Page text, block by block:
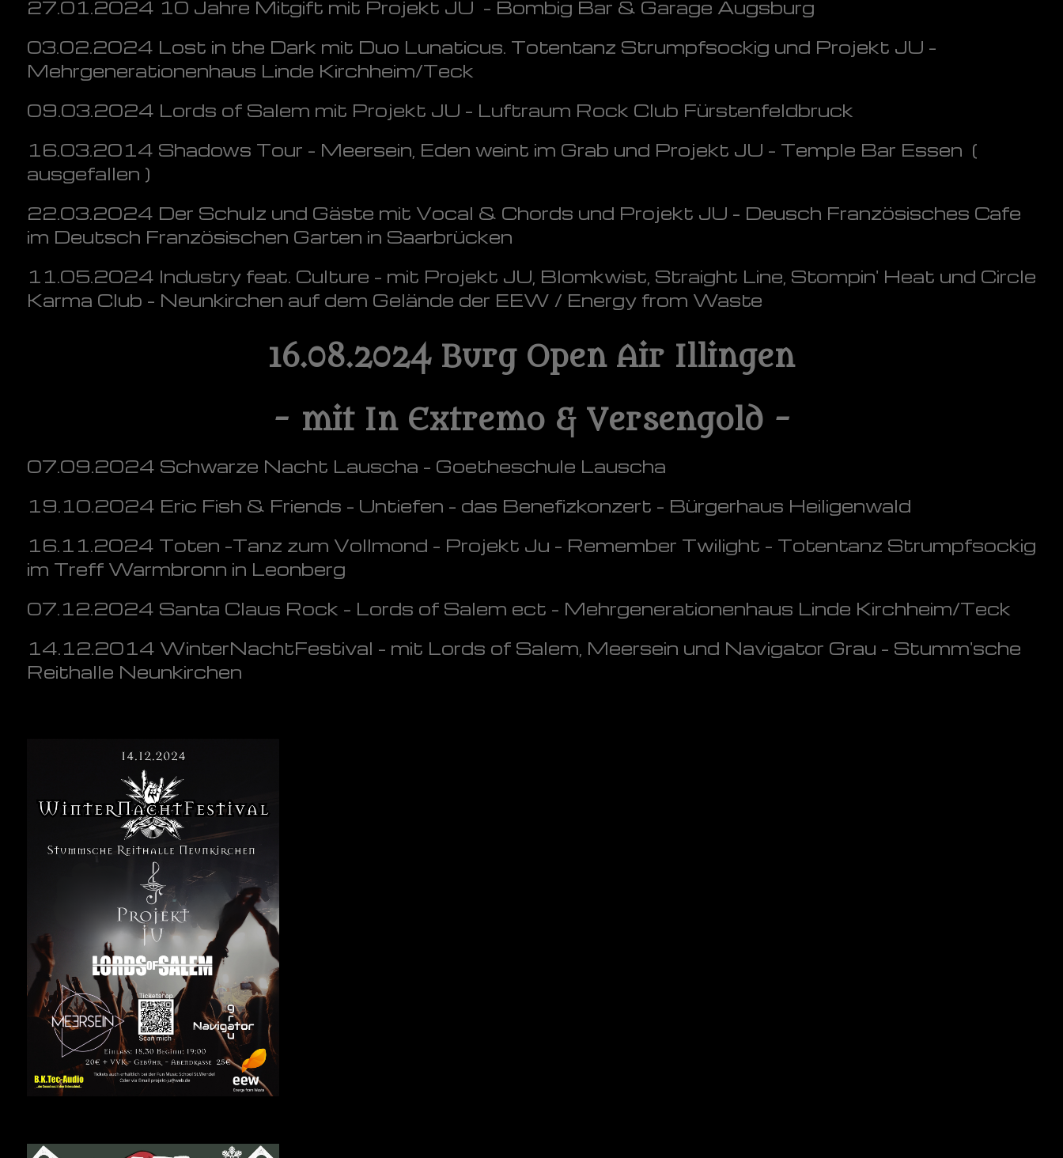
27.01.2024 10 Jahre Mitgift mit Projekt JU - Bombig Bar & Garage Augsburg
03.02.2024 Lost in the Dark mit Duo Lunaticus. Totentanz Strumpfsockig und Projekt JU -
Mehrgenerationenhaus Linde Kirchheim/Teck
09.03.2024 Lords of Salem mit Projekt JU - Luftraum Rock Club Fürstenfeldbruck
16.03.2014 Shadows Tour - Meersein, Eden weint im Grab und Projekt JU - Temple Bar Essen (
ausgefallen )
22.03.2024 Der Schulz und Gäste mit Vocal & Chords und Projekt JU - Deusch Französisches Cafe
im Deutsch Französischen Garten in Saarbrücken
11.05.2024 Industry feat. Culture - mit Projekt JU, Blomkwist, Straight Line, Stompin' Heat und Circle
Karma Club - Neunkirchen auf dem Gelände der EEW / Energy from Waste
16.08.2024 Burg Open Air Illingen
- mit In Extremo & Versengold -
07.09.2024 Schwarze Nacht Lauscha - Goetheschule Lauscha
19.10.2024 Eric Fish & Friends - Untiefen - das Benefizkonzert - Bürgerhaus Heiligenwald
16.11.2024 Toten -Tanz zum Vollmond - Projekt Ju - Remember Twilight - Totentanz Strumpfsockig
im Treff Warmbronn in Leonberg
07.12.2024 Santa Claus Rock - Lords of Salem ect - Mehrgenerationenhaus Linde Kirchheim/Teck
14.12.2014 WinterNachtFestival - mit Lords of Salem, Meersein und Navigator Grau - Stumm'sche
Reithalle Neunkirchen